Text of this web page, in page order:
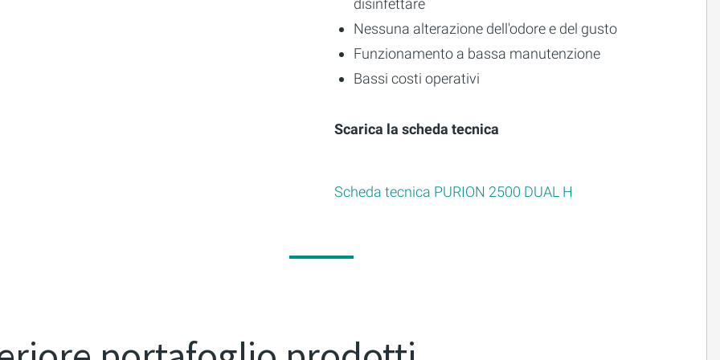
disinfettare
Nessuna alterazione dell'odore e del gusto
Funzionamento a bassa manutenzione
Bassi costi operativi
Scarica la scheda tecnica
Scheda tecnica PURION 2500 DUAL H